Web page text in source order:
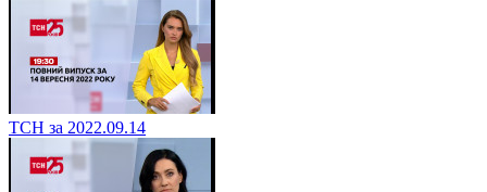
ТСН за 2022.09.14